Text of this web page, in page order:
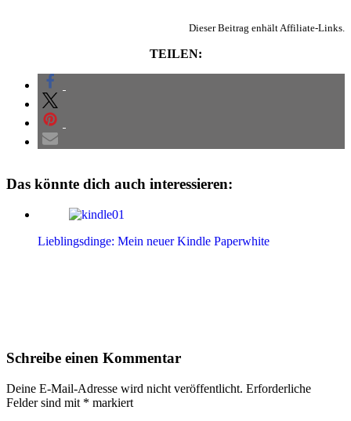
Dieser Beitrag enhält Affiliate-Links.
TEILEN:
Das könnte dich auch interessieren:
Lieblingsdinge: Mein neuer Kindle Paperwhite
Interaktionen
Schreibe einen Kommentar
Deine E-Mail-Adresse wird nicht veröffentlicht. Erforderliche
Felder sind mit * markiert